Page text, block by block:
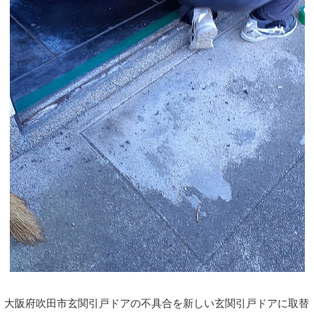
大阪府吹田市玄関引戸ドアの不具合を新しい玄関引戸ドアに取替